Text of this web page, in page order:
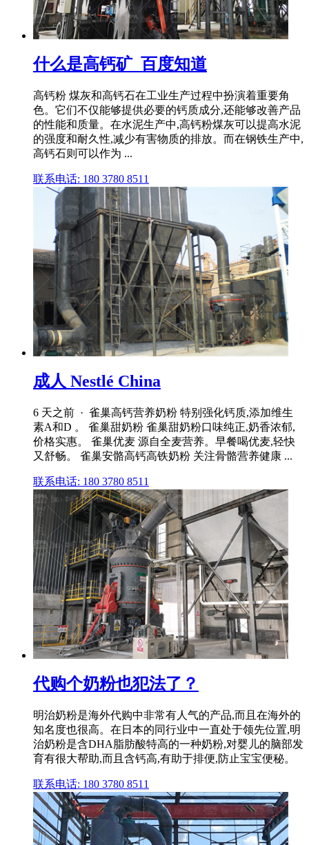
什么是高钙矿_百度知道
高钙粉 煤灰和高钙石在工业生产过程中扮演着重要角
色。它们不仅能够提供必要的钙质成分,还能够改善产品
的性能和质量。在水泥生产中,高钙粉煤灰可以提高水泥
的强度和耐久性,减少有害物质的排放。而在钢铁生产中,
高钙石则可以作为 ...
联系电话: 180 3780 8511
成人 Nestlé China
6 天之前 · 雀巢高钙营养奶粉 特别强化钙质,添加维生
素A和D 。 雀巢甜奶粉 雀巢甜奶粉口味纯正,奶香浓郁,
价格实惠。 雀巢优麦 源自全麦营养。早餐喝优麦,轻快
又舒畅。 雀巢安骼高钙高铁奶粉 关注骨骼营养健康 ...
联系电话: 180 3780 8511
代购个奶粉也犯法了？
明治奶粉是海外代购中非常有人气的产品,而且在海外的
知名度也很高。在日本的同行业中一直处于领先位置,明
治奶粉是含DHA脂肪酸特高的一种奶粉,对婴儿的脑部发
育有很大帮助,而且含钙高,有助于排便,防止宝宝便秘。
联系电话: 180 3780 8511